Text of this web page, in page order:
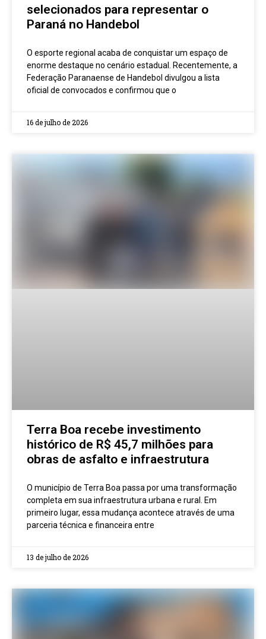
selecionados para representar o
Paraná no Handebol
O esporte regional acaba de conquistar um espaço de
enorme destaque no cenário estadual. Recentemente, a
Federação Paranaense de Handebol divulgou a lista
oficial de convocados e confirmou que o
16 de julho de 2026
Terra Boa recebe investimento
histórico de R$ 45,7 milhões para
obras de asfalto e infraestrutura
O município de Terra Boa passa por uma transformação
completa em sua infraestrutura urbana e rural. Em
primeiro lugar, essa mudança acontece através de uma
parceria técnica e financeira entre
13 de julho de 2026